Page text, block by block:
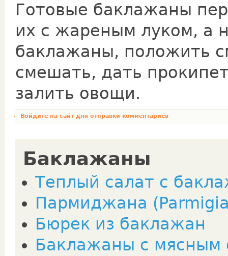
Готовые баклажаны
их с жареным луком, а
баклажаны, положить
смешать, дать
залить овощи.
Войдите на сайтдля отправки комментариев
Баклажаны
Теплый салат с
Пармиджана
Бюрек из баклажан
Баклажаны с